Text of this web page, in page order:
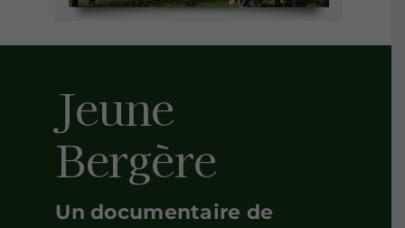
Jeune
Bergère
Un documentaire de